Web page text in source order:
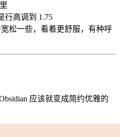
行高调到 1.75
松一些，看着更舒服，有种呼
应该就变成简约优雅的